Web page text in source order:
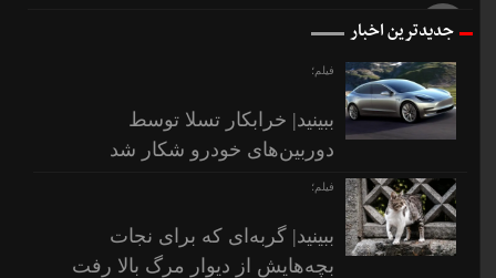
قبل
جدیدترین اخبار
فیلم؛
ببینید| خرابکار تسلا توسط
دوربین‌های خودرو شکار شد
فیلم؛
ببینید| گربه‌ای که برای نجات
بچه‌هایش از دیوار مرگ بالا رفت